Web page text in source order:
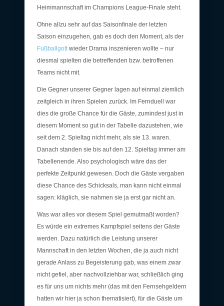
Heimmannschaft im Champions League-Finale steht.
Ohne allzu sehr auf das Saisonfinale der letzten
Saison einzugehen, gab es doch den Moment, als der
Fußballgottwieder Drama inszenieren wollte – nur
diesmal spielten die betreffenden bzw. betroffenen
Teams nicht mit.
Die Gegner unserer Gegner lagen auf einmal ziemlich
zeitgleich in ihren Spielen zurück. Im Fernduell war
dies die große Chance für die Gäste, zumindest just in
diesem Moment so gut in der Tabelle dazustehen, wie
seit dem 2. Spieltag nicht mehr, als sie 13. waren.
Danach standen sie bis auf den 12. Spieltag immer am
Tabellenende. Also psychologisch wäre das der
perfekte Zeitpunkt gewesen. Doch die Gäste vergaben
diese Chance des Schicksals, man kann nicht einmal
sagen: kläglich, sie nahmen sie ja erst gar nicht an.
Was war alles vor diesem Spiel gemutmaßt worden?
Es würde ein extremes Kampfspiel seitens der Gäste
werden. Dazu natürlich die Leistung unserer
Mannschaft in den letzten Wochen, die ja auch nicht
gerade Anlass zu Begeisterung gab, was einem zwar
nicht gefiel, aber nachvollziehbar war, schließlich ging
es für uns um nichts mehr (das mit den Fernsehgeldern
hatten wir hier ja schon thematisiert), für die Gäste um